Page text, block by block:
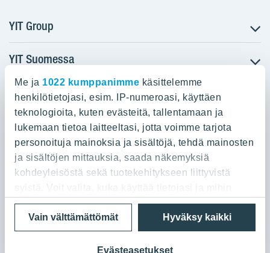
Me ja 1022 kumppanimme käsittelemme
henkilötietojasi, esim. IP-numeroasi, käyttäen
teknologioita, kuten evästeitä, tallentamaan ja
lukemaan tietoa laitteeltasi, jotta voimme tarjota
personoituja mainoksia ja sisältöjä, tehdä mainosten
ja sisältöjen mittauksia, saada näkemyksiä
kohdeyleisöstä sekä tuotekehitykseen liittyvistä
syistä. Voit valita, kuka käyttää tietojasi ja mihin
tarkoituksiin.
Jos sallit, haluamme myös tehdä seuraavia:
Kerätä tietoja maantieteellisestä sijainnistasi,
Hyväksy kaikki
Evästeasetukset
Vain välttämättömät
YIT Group
Tietoa YIT:stä
Töihin meille
Sijoittajat
Projektit
Vastuullisuus
Media
Yhteystiedot
YIT Suomessa
Myytävät asunnot
Vuokrattavat toimitilat
Kiinteistösijoittaminen
Infrarakentaminen
Toimitilarakentaminen
Teollisuusrakentaminen
YIT:n pääkonttori
Panuntie 11, PL 36, 00620 Helsinki
020 433 111